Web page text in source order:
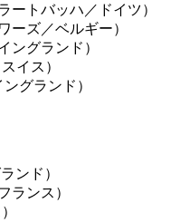
ートバッハ／ドイツ）
ーズ／ベルギー）
ングランド）
イス）
グランド）
ンド）
ランス）